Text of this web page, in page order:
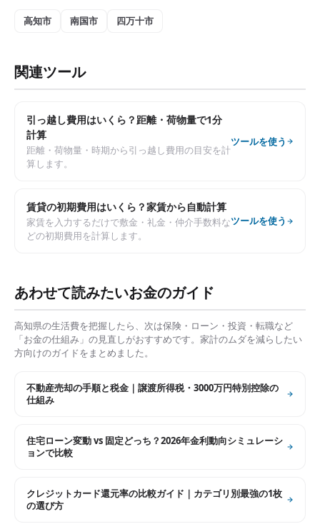
高知市 南国市 四万十市
関連ツール
引っ越し費用はいくら？距離・荷物量で1分
計算
距離・荷物量・時期から引っ越し費用の目安を計
算します。
ツールを使う
賃貸の初期費用はいくら？家賃から自動計算
家賃を入力するだけで敷金・礼金・仲介手数料な
どの初期費用を計算します。
ツールを使う
あわせて読みたいお金のガイド
高知県の生活費を把握したら、次は保険・ローン・投資・転職など
「お金の仕組み」の見直しがおすすめです。家計のムダを減らしたい
方向けのガイドをまとめました。
不動産売却の手順と税金｜譲渡所得税・3000万円特別控除の
仕組み
住宅ローン変動 vs 固定どっち？2026年金利動向シミュレーシ
ョンで比較
クレジットカード還元率の比較ガイド｜カテゴリ別最強の1枚
の選び方